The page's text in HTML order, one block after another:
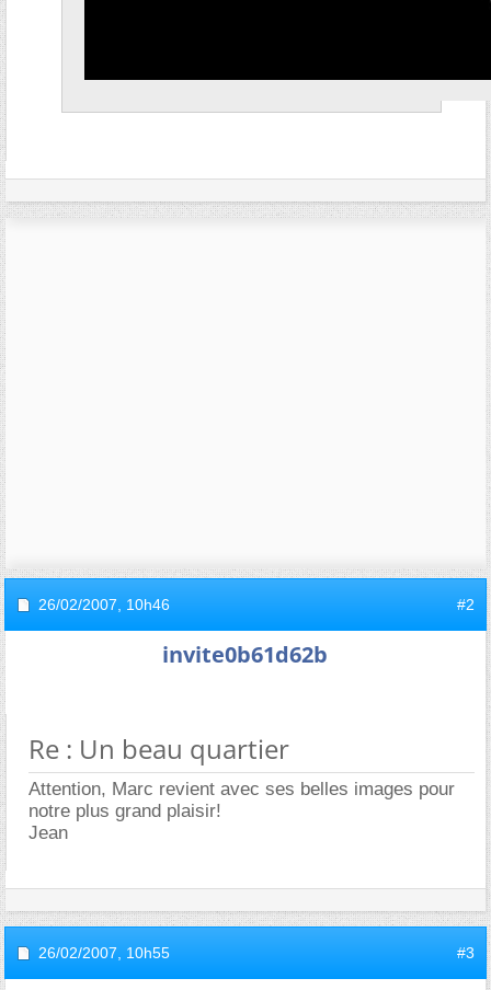
26/02/2007, 10h46 #2
invite0b61d62b
Re : Un beau quartier
Attention, Marc revient avec ses belles images pour
notre plus grand plaisir!
Jean
26/02/2007, 10h55 #3